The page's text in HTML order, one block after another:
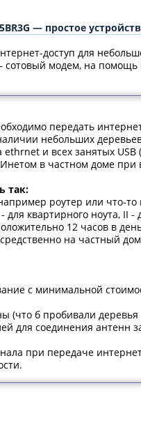
— простое
доступ для
модем, на помощь
передать
небольших
и всех занятых USB
в частном доме
так:
роутер или что-
- для квартирного
12 часов в
на частный
с минимальной
б пробивали деревья
для соединения антенн
при передаче